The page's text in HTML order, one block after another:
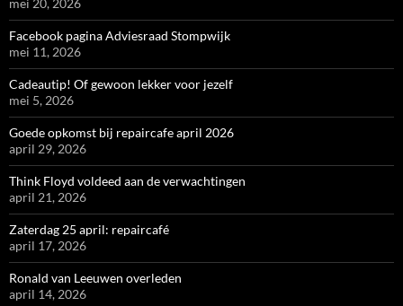
mei 20, 2026
Facebook pagina Adviesraad Stompwijk
mei 11, 2026
Cadeautip! Of gewoon lekker voor jezelf
mei 5, 2026
Goede opkomst bij repaircafe april 2026
april 29, 2026
Think Floyd voldeed aan de verwachtingen
april 21, 2026
Zaterdag 25 april: repaircafé
april 17, 2026
Ronald van Leeuwen overleden
april 14, 2026